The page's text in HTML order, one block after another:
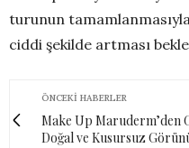
turunun
ciddi şekilde artması
ÖNCEKI HABERLER
Make Up Maruderm’den
Doğal ve Kusursuz